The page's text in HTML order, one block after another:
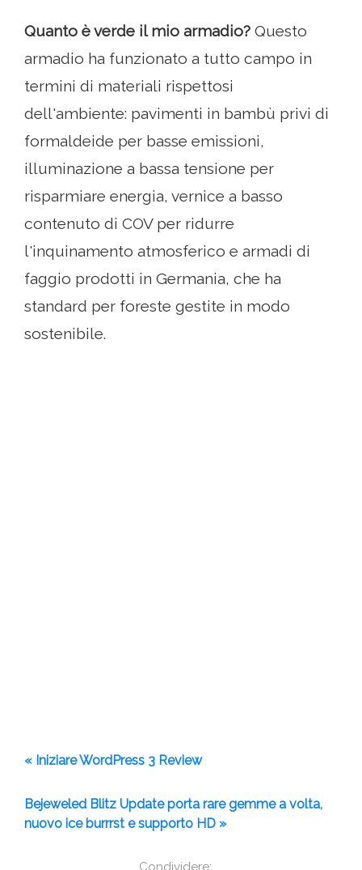
Condividere:
Quanto è verde il mio armadio? Questo
armadio ha funzionato a tutto campo in
termini di materiali rispettosi
dell'ambiente: pavimenti in bambù privi di
formaldeide per basse emissioni,
illuminazione a bassa tensione per
risparmiare energia, vernice a basso
contenuto di COV per ridurre
l'inquinamento atmosferico e armadi di
faggio prodotti in Germania, che ha
standard per foreste gestite in modo
sostenibile.
« Iniziare WordPress 3 Review
Bejeweled Blitz Update porta rare gemme a volta,
nuovo ice burrrst e supporto HD »